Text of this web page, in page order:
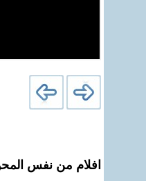
افلام من نفس